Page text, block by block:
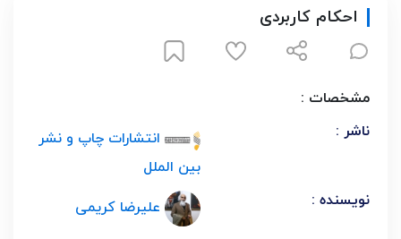
احکام کاربردی
مشخصات :
ناشر :
انتشارات چاپ و نشر
بین الملل
نویسنده :
علیرضا کریمی